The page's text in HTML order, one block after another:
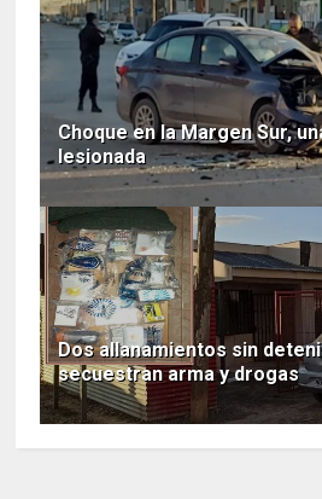
Choque en la Margen Sur,
lesionada
Dos allanamientos sin
secuestran arma y drogas